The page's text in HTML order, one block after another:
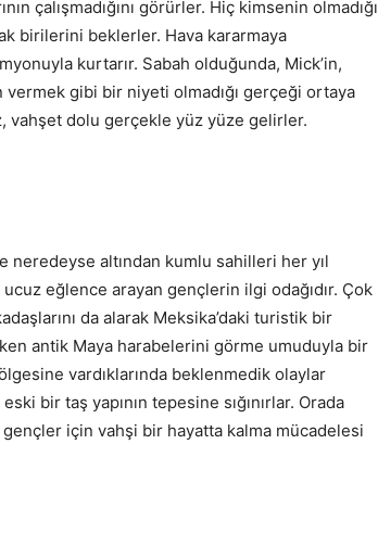
çalışmadığını görürler. Hiç kimsenin olmadığı
birilerini beklerler. Hava kararmaya
kurtarır. Sabah olduğunda, Mick’in,
gibi bir niyeti olmadığı gerçeği ortaya
vahşet dolu gerçekle yüz yüze gelirler.
neredeyse altından kumlu sahilleri her yıl
eğlence arayan gençlerin ilgi odağıdır. Çok
da alarak Meksika’daki turistik bir
antik Maya harabelerini görme umuduyla bir
vardıklarında beklenmedik olaylar
bir taş yapının tepesine sığınırlar. Orada
için vahşi bir hayatta kalma mücadelesi